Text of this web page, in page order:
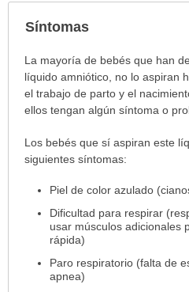
Síntomas
Síntomas
sido
extendido.
La mayoría de bebés que han
líquido amniótico, no lo aspiran
el trabajo de parto y el
ellos tengan algún síntoma o
Los bebés que sí aspiran este
siguientes síntomas:
Piel de color azulado
Dificultad para respirar
usar músculos adicionales
rápida)
Paro respiratorio (falta de
apnea)